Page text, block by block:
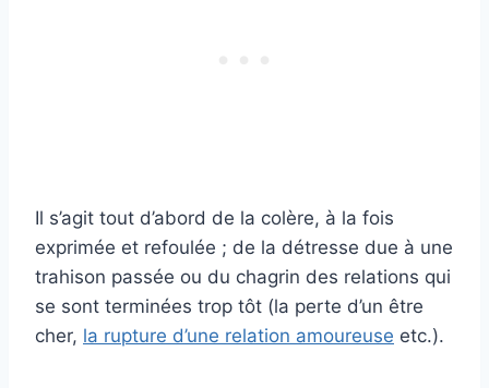
Il s’agit tout d’abord de la colère, à la fois
exprimée et refoulée ; de la détresse due à une
trahison passée ou du chagrin des relations qui
se sont terminées trop tôt (la perte d’un être
cher, la rupture d’une relation amoureuse etc.).